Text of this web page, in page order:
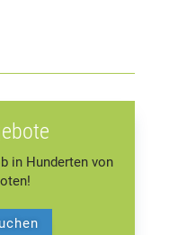
in Hunderten von